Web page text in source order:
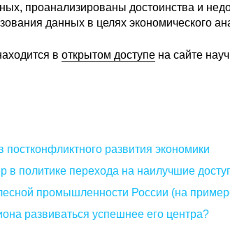
проанализированы достоинства и
данных в целях экономического
в открытом доступе на сайте
развития экономики
в политике перехода на наилучшие
промышленности России (на
развиваться успешнее его центра?